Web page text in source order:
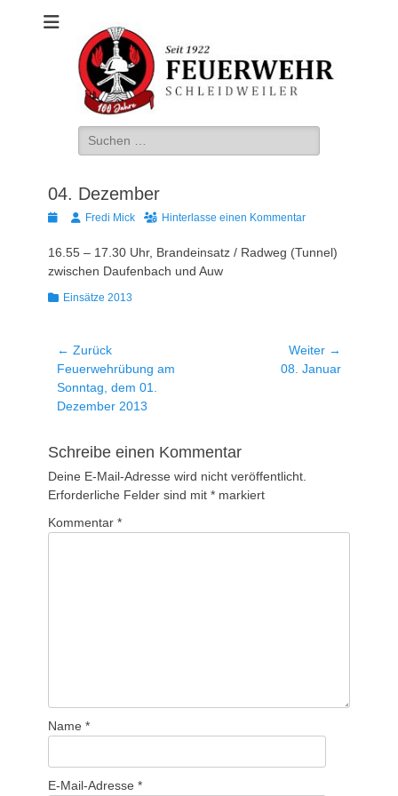
Feuerwehr
Schleidweiler
Suche
nach:
04. Dezember
Veröffentlicht
AutorFredi Mick Hinterlasse einen Kommentar
16.55 – 17.30 Uhr, Brandeinsatz / Radweg (Tunnel)
zwischen Daufenbach und Auw
Kategorien
Einsätze 2013
Beitragsnavigation
← Zurück
Vorheriger
Beitrag:
Feuerwehrübung am
Sonntag, dem 01.
Dezember 2013
Weiter →
08. Januar
Schreibe einen Kommentar
Deine E-Mail-Adresse wird nicht veröffentlicht.
Erforderliche Felder sind mit * markiert
Kommentar *
Name *
E-Mail-Adresse *